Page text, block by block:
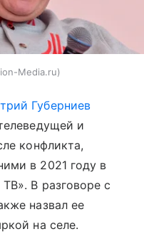
Media.ru
Губерниев
и
конфликта,
в 2021 году в
В разговоре с
назвал ее
на селе.